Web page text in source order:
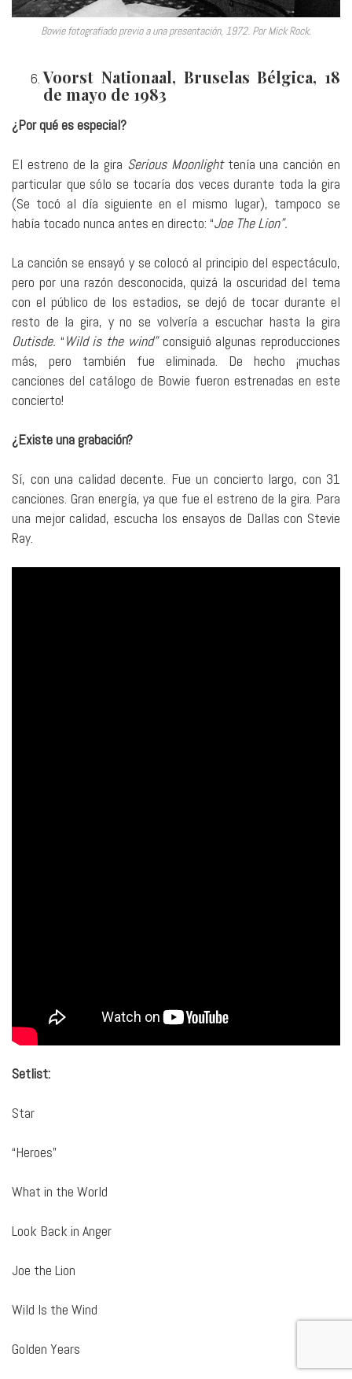
Bowie fotografiado previo a una presentación, 1972. Por Mick Rock.
Voorst Nationaal, Bruselas Bélgica, 18
de mayo de 1983
¿Por qué es especial?
El estreno de la gira Serious Moonlighttenía una canción en
particular que sólo se tocaría dos veces durante toda la gira
(Se tocó al día siguiente en el mismo lugar), tampoco se
había tocado nunca antes en directo: “Joe The Lion”.
La canción se ensayó y se colocó al principio del espectáculo,
pero por una razón desconocida, quizá la oscuridad del tema
con el público de los estadios, se dejó de tocar durante el
resto de la gira, y no se volvería a escuchar hasta la gira
Outisde. “Wild is the wind”consiguió algunas reproducciones
más, pero también fue eliminada. De hecho ¡muchas
canciones del catálogo de Bowie fueron estrenadas en este
concierto!
¿Existe una grabación?
Sí, con una calidad decente. Fue un concierto largo, con 31
canciones. Gran energía, ya que fue el estreno de la gira. Para
una mejor calidad, escucha los ensayos de Dallas con Stevie
Ray.
Setlist:
Star
“Heroes”
What in the World
Look Back in Anger
Joe the Lion
Wild Is the Wind
Golden Years